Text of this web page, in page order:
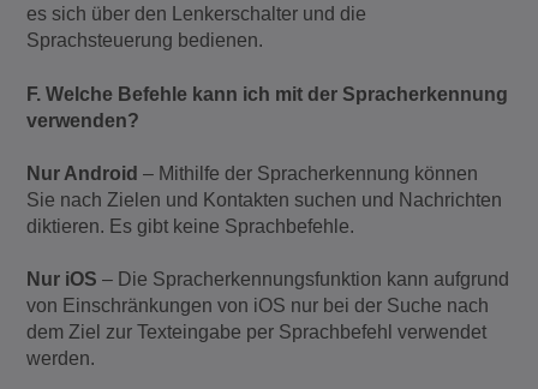
es sich über den Lenkerschalter und die
Sprachsteuerung bedienen.
F. Welche Befehle kann ich mit der Spracherkennung
verwenden?
Nur Android – Mithilfe der Spracherkennung können
Sie nach Zielen und Kontakten suchen und Nachrichten
diktieren. Es gibt keine Sprachbefehle.
Nur iOS – Die Spracherkennungsfunktion kann aufgrund
von Einschränkungen von iOS nur bei der Suche nach
dem Ziel zur Texteingabe per Sprachbefehl verwendet
werden.